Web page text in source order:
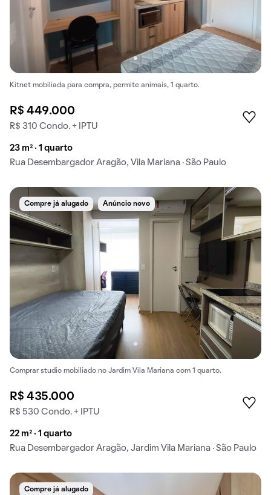
Kitnet mobiliada para compra, permite animais, 1 quarto.
R$ 449.000
R$ 310 Condo. + IPTU
23 m² · 1 quarto
Rua Desembargador Aragão, Vila Mariana · São Paulo
Compre já alugado Anúncio novo
Comprar studio mobiliado no Jardim Vila Mariana com 1 quarto.
R$ 435.000
R$ 530 Condo. + IPTU
22 m² · 1 quarto
Rua Desembargador Aragão, Jardim Vila Mariana · São Paulo
Compre já alugado